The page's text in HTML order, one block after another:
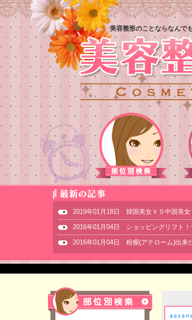
美容整形のことならなんで
2019年01月18日 韓国美女ＶＳ中国美女
2016年01月04日 ショッピングリフト！
2016年01月04日 粉瘤(アテローム)出来